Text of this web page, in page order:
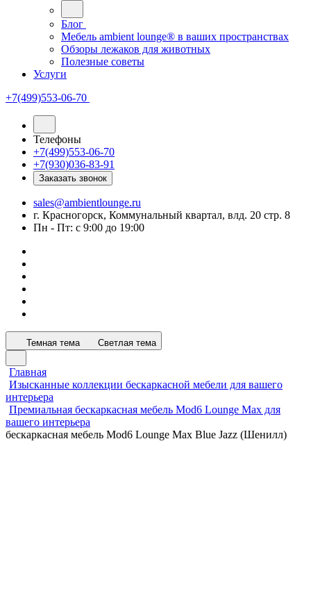
Блог
Мебель ambient lounge® в ваших пространствах
Обзоры лежаков для животных
Полезные советы
Услуги
+7(499)553-06-70
Телефоны
+7(499)553-06-70
+7(930)036-83-91
Заказать звонок
sales@ambientlounge.ru
г. Красногорск, Коммунальный квартал, влд. 20 стр. 8
Пн - Пт: с 9:00 до 19:00
Темная тема Светлая тема
Главная
Изысканные коллекции бескаркасной мебели для вашего
интерьера
Премиальная бескаркасная мебель Mod6 Lounge Max для
вашего интерьера
бескаркасная мебель Mod6 Lounge Max Blue Jazz (Шенилл)